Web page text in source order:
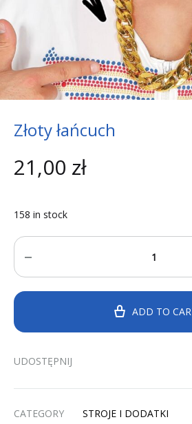
Złoty łańcuch
21,00 zł
158 in stock
Quantity
ADD TO
UDOSTĘPNIJ
CATEGORY
STROJE I DODATKI